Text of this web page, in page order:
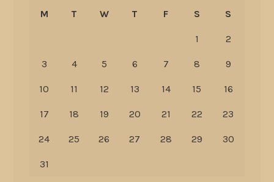
M T W T F S S
1 2
3 4 5 6 7 8 9
10 11 12 13 14 15 16
17 18 19 20 21 22 23
24 25 26 27 28 29 30
31